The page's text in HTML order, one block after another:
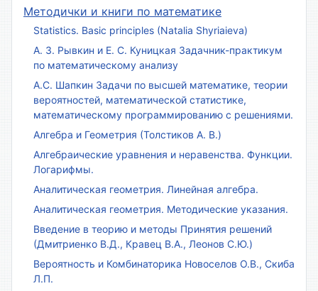
Методички и книги по математике
Statistics. Basic principles (Natalia Shyriaieva)
А. З. Рывкин и Е. С. Куницкая Задачник-практикум
по математическому анализу
А.С. Шапкин Задачи по высшей математике, теории
вероятностей, математической статистике,
математическому программированию с решениями.
Алгебра и Геометрия (Толстиков А. В.)
Алгебраические уравнения и неравенства. Функции.
Логарифмы.
Аналитическая геометрия. Линейная алгебра.
Аналитическая геометрия. Методические указания.
Введение в теорию и методы Принятия решений
(Дмитриенко В.Д., Кравец В.А., Леонов С.Ю.)
Вероятность и Комбинаторика Новоселов О.В., Скиба
Л.П.